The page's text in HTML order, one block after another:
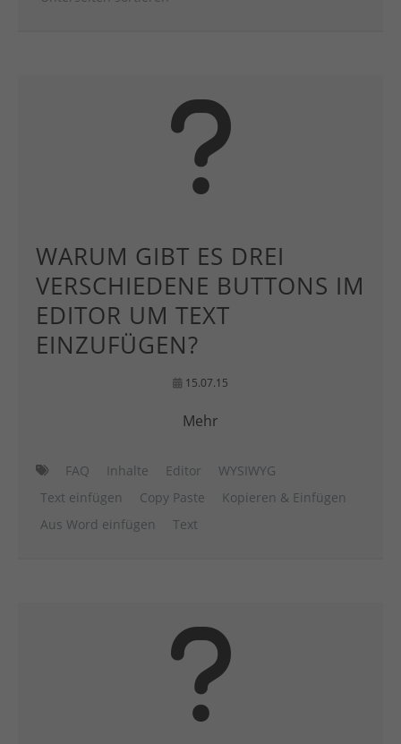
WARUM GIBT ES DREI
VERSCHIEDENE BUTTONS IM
EDITOR UM TEXT
EINZUFÜGEN?
15.07.15
Mehr
FAQ Inhalte Editor
WYSIWYG
Text einfügen
Copy Paste
Kopieren & Einfügen
Aus Word einfügen
Text